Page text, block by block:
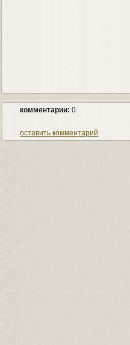
комментарии: 0
оставить комментарий